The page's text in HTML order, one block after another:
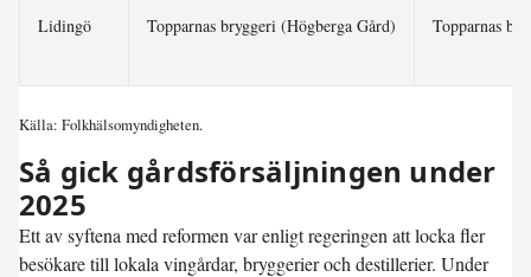
Lidingö Topparnas bryggeri (Högberga Gård) Topparnas
Källa: Folkhälsomyndigheten.
Så gick gårdsförsäljningen under
2025
Ett av syftena med reformen var enligt regeringen att locka fler
besökare till lokala vingårdar, bryggerier och destillerier. Under